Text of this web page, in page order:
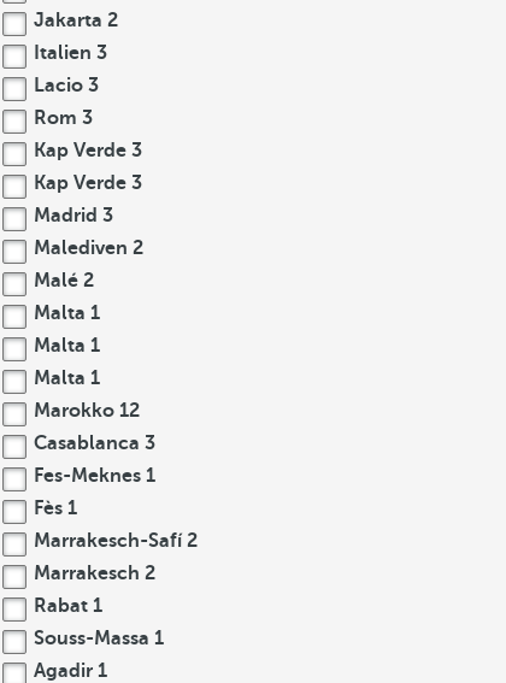
Jakarta 2
Italien 3
Lacio 3
Rom 3
Kap Verde 3
Kap Verde 3
Madrid 3
Malediven 2
Malé 2
Malta 1
Malta 1
Malta 1
Marokko 12
Casablanca 3
Fes-Meknes 1
Fès 1
Marrakesch-Safí2
Marrakesch 2
Rabat 1
Souss-Massa 1
Agadir 1